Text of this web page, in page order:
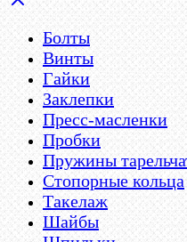
Болты
Винты
Гайки
Заклепки
Пресс-масленки
Пробки
Пружины
Стопорные кольца
Такелаж
Шайбы